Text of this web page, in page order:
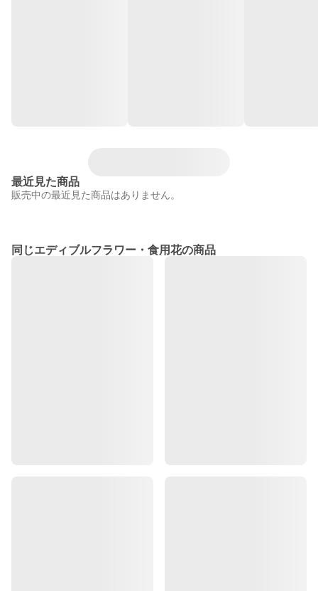
最近見た商品
販売中の最近見た商品はありません。
同じエディブルフラワー・食用花の商品